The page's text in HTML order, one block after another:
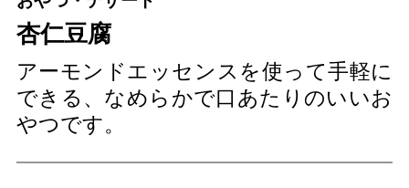
杏仁豆腐
アーモンドエッセンスを使って手軽に
できる、なめらかで口あたりのいいお
やつです。